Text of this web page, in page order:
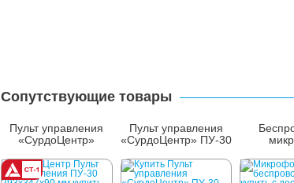
Сопутствующие товары
Пульт управления
«СурдоЦентр»
Пульт управления
«СурдоЦентр» ПУ-30